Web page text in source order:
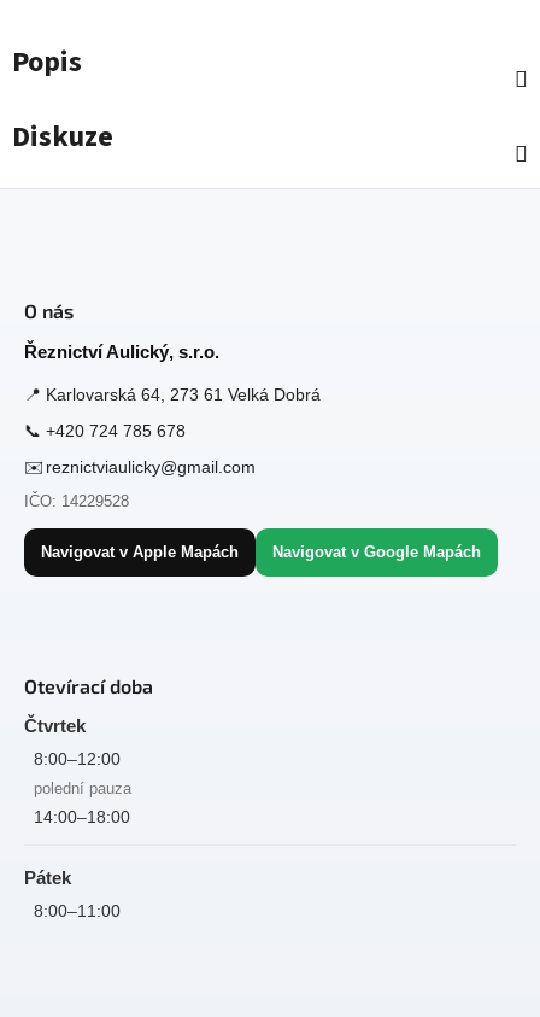
Popis
Diskuze
O nás
Řeznictví Aulický, s.r.o.
📍 Karlovarská 64, 273 61 Velká Dobrá
📞 +420 724 785 678
✉️ reznictviaulicky@gmail.com
IČO: 14229528
Navigovat v Apple Mapách Navigovat v Google Mapách
Otevírací doba
Čtvrtek
8:00–12:00
polední pauza
14:00–18:00
Pátek
8:00–11:00